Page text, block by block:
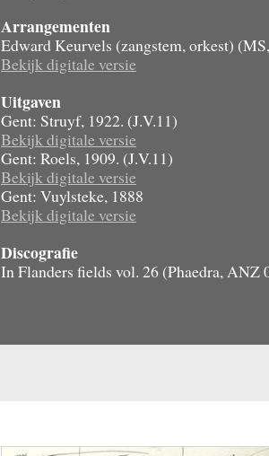
Arrangementen
Edward Keurvels (zangstem, orkest)
Bekijk digitale versie
Uitgaven
Gent: Struyf, 1922. (J.V.11)
Bekijk digitale versie
Gent: Roels, 1909. (J.V.11)
Bekijk digitale versie
Gent: Vuylsteke, 1888
Bekijk digitale versie
Discografie
In Flanders fields vol. 26 (Phaedra, ANZ